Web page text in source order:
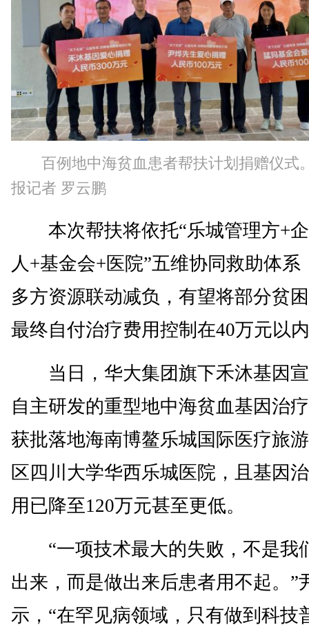
百例地中海贫血患者帮扶计划捐赠仪式
报记者 罗云鹏
本次帮扶将依托“乐城管理方+
人+基金会+医院”五维协同救助体系
多方资源联动减负，有望将部分贫
最终自付治疗费用控制在40万元以
当日，华大集团旗下禾沐基因
自主研发的重型地中海贫血基因治
获批落地海南博鳌乐城国际医疗旅
区四川大学华西乐城医院，且基因
用已降至120万元甚至更低。
“一项技术最大的失败，不是我
出来，而是做出来后患者用不起。”
示，“在罕见病领域，只有做到科技